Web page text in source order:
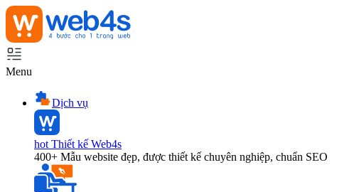
Menu
Dịch vụ
hot Thiết kế Web4s
400+ Mẫu website đẹp, được thiết kế chuyên nghiệp, chuẩn SEO